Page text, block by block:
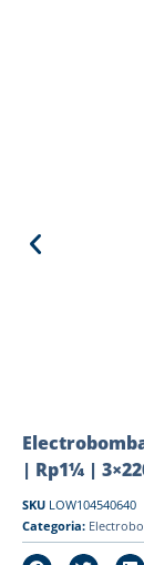
| Rp1¼ |
SKU LOW104540640
Categoria: